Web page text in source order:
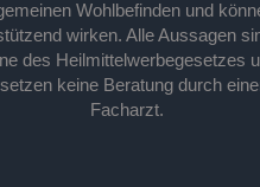
Wohlbefinden und
wirken. Alle Aussagen
des Heilmittelwerbegesetzes
keine Beratung durch
Facharzt.